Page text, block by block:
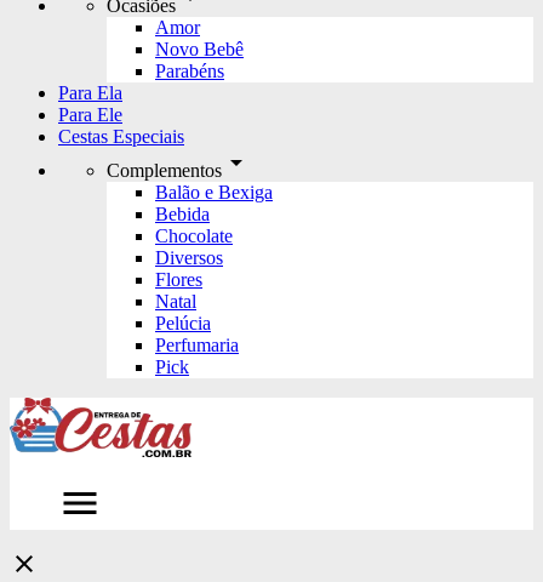
Ocasiões
Amor
Novo Bebê
Parabéns
Para Ela
Para Ele
Cestas Especiais
Complementos arrow_drop_down
Balão e Bexiga
Bebida
Chocolate
Diversos
Flores
Natal
Pelúcia
Perfumaria
Pick
menu
close